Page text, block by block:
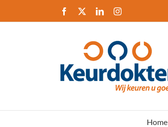
inhoud
Facebook LinkedInInstagram
Home